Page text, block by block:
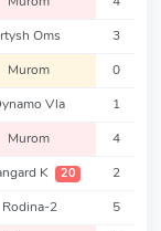
Oms 3
Murom 0
Vla 1
Murom 4
K 20 2
Rodina-2 5